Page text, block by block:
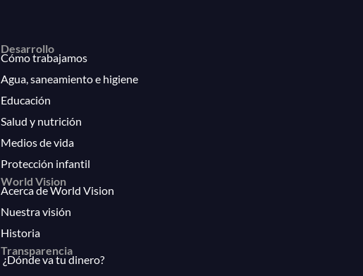
Desarrollo
Cómo trabajamos
Agua, saneamiento e higiene
Educación
Salud y nutrición
Medios de vida
Protección infantil
World Vision
Acerca de World Vision
Nuestra visión
Historia
Transparencia
¿Dónde va tu dinero?